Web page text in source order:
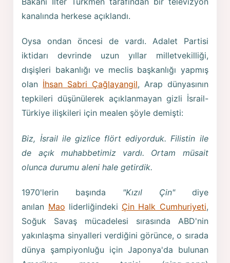
kanalında herkese açıklandı.
Oysa ondan öncesi de vardı. Adalet Partisi
iktidarı devrinde uzun yıllar milletvekilliği,
dışişleri bakanlığı ve meclis başkanlığı yapmış
olan İhsan Sabri Çağlayangil, Arap dünyasının
tepkileri düşünülerek açıklanmayan gizli İsrail-
Türkiye ilişkileri için mealen şöyle demişti:
Biz, İsrail ile gizlice flört ediyorduk. Filistin ile
de açık muhabbetimiz vardı. Ortam müsait
olunca durumu aleni hale getirdik.
1970'lerin başında "Kızıl Çin" diye
anılan Mao liderliğindeki Çin Halk Cumhuriyeti,
Soğuk Savaş mücadelesi sırasında ABD'nin
yakınlaşma sinyalleri verdiğini görünce, o sırada
dünya şampiyonluğu için Japonya'da bulunan